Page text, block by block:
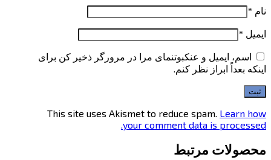
نام *
ایمیل *
اسم، ایمیل و عنکبوتنمای مرا در مرورگر ذخیر کن برای
اینکه بعداً ابراز نظر کنم.
This site uses Akismet to reduce spam. Learn how
your comment data is processed.
محصولات مرتبط